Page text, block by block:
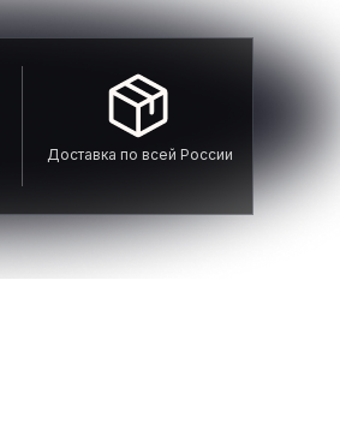
Доставка по всей России